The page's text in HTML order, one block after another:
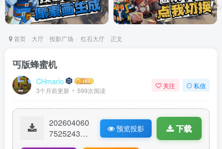
首页 大厅 投影广场 红石大厅 正文
丐版蜂蜜机
CHmario
3个月前更新 599次阅读
关注 私信
202604060
75252432-
预览投影 下载